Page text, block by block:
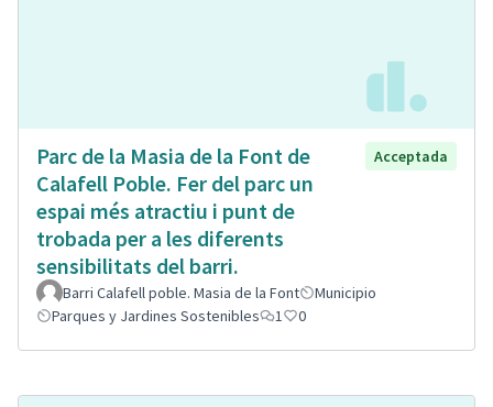
Parc de la Masia de la Font de
Calafell Poble. Fer del parc un
espai més atractiu i punt de
trobada per a les diferents
sensibilitats del barri.
Acceptada
Barri Calafell poble. Masia de la Font
Municipio
Parques y Jardines Sostenibles
1 0